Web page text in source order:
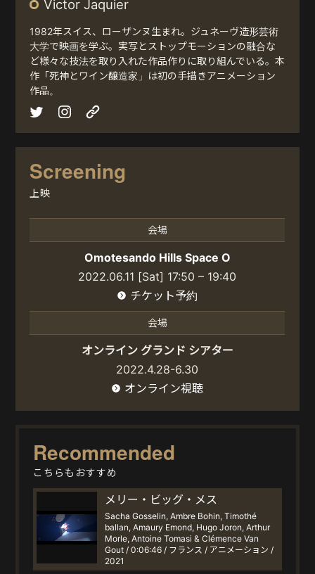
Victor Jaquier
1982年スイス、ローザンヌ生まれ。ジュネーヴ造形芸術
大学で映画を学ぶ。実写とストップモーションの融合な
ど様々な技法を取り入れた作品作りに取り組んでいる。本
作「死神とワイン醸造家」は初の手描きアニメーション
作品。
Screening
上映
会場
Omotesando Hills Space O
2022.06.11 [Sat] 17:50 – 19:40
チケット予約
会場
オンライン グランド シアター
2022.4.28-6.30
オンライン視聴
Recommended
こちらもおすすめ
メリー・ビッグ・メス
Sacha Gosselin, Ambre Bohin, Timothé
ballan, Amaury Emond, Hugo Joron, Arthur
Morle, Antoine Tomasi & Clémence Van
Gout / 0:06:46 / フランス / アニメーション /
2021